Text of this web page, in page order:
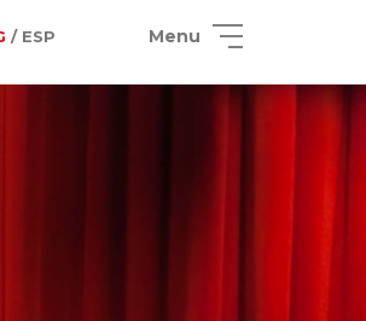
/ ESP Menu